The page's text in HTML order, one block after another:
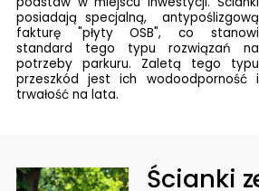
posiadają specjalną, antypoślizgową
fakturę "płyty OSB", co stanowi
standard tego typu rozwiązań na
potrzeby parkuru. Zaletą tego typu
przeszkód jest ich wodoodporność i
trwałość na lata.
Ścianki